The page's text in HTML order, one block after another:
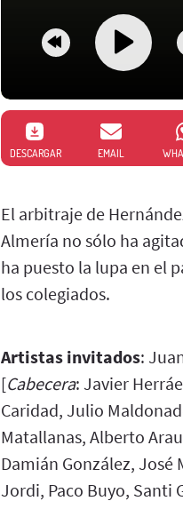
DESCARGAR EMAIL
El arbitraje de
Almería no sólo ha
ha puesto la lupa en el
los colegiados.
Artistas invitados:
[Cabecera: Javier
Caridad, Julio
Matallanas, Alberto
Damián González,
Jordi, Paco Buyo, Santi